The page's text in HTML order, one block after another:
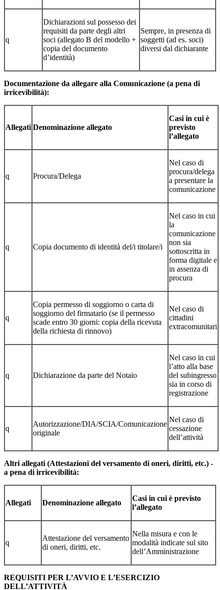
q
Dichiarazioni sul possesso dei
requisiti da parte degli altri
soci (allegato B del modello +
copia del documento
d’identità)
Sempre, in presenza di
soggetti (ad es. soci)
diversi dal dichiarante
Documentazione da allegare alla Comunicazione (a pena di
irricevibilità):
Allegati Denominazione allegato
Casi in cui è
previsto
l’allegato
q Procura/Delega
Nel caso di
procura/delega
a presentare la
comunicazione
q Copia documento di identità del/i titolare/i
Nel caso in cui
la
comunicazione
non sia
sottoscritta in
forma digitale e
in assenza di
procura
q
Copia permesso di soggiorno o carta di
soggiorno del firmatario (se il permesso
scade entro 30 giorni: copia della ricevuta
della richiesta di rinnovo)
Nel caso di
cittadini
extracomunitari
q Dichiarazione da parte del Notaio
Nel caso in cui
l’atto alla base
del subingresso
sia in corso di
registrazione
q
Autorizzazione/DIA/SCIA/Comunicazione
originale
Nel caso di
cessazione
dell’attività
Altri allegati (Attestazioni del versamento di oneri, diritti, etc.) -
a pena di irricevibilità:
Allegati Denominazione allegato
Casi in cui è previsto
l’allegato
q
Attestazione del versamento
di oneri, diritti, etc.
Nella misura e con le
modalità indicate sul sito
dell’Amministrazione
REQUISITI PER L’AVVIO E L’ESERCIZIO
DELL’ATTIVITÀ